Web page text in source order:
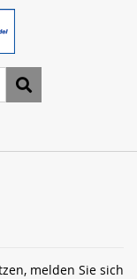
Suche
melden Sie sich